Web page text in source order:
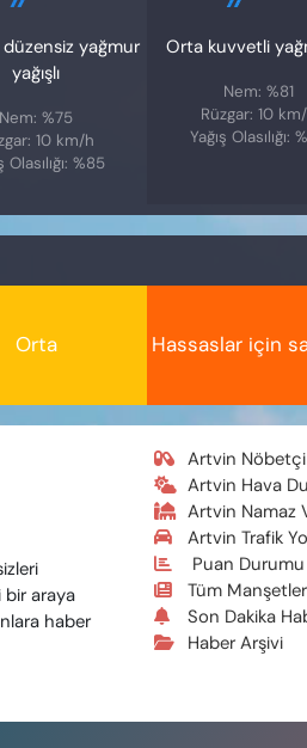
düzensiz yağmur
yağışlı
Nem: %75
10 km/h
Olasılığı: %85
Orta kuvvetli
Nem: %81
Rüzgar: 10
Yağış Olasılığı:
Orta Hassaslar için
bir araya
haber
Artvin
Artvin Hava
Artvin Namaz
Artvin Trafik
Puan
Tüm Manşetler
Son Dakika
Haber Arşivi